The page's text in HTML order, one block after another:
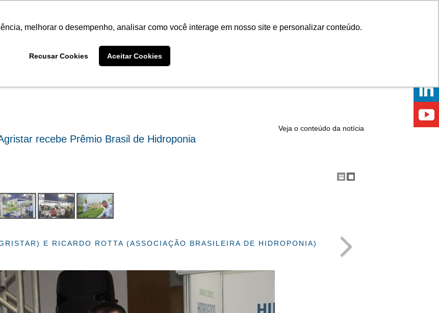
melhorar o desempenho, analisar como você interage em nosso site e personalizar conteúdo.
Recusar Cookies Aceitar Cookies
Fotos
recebe Prêmio Brasil de Hidroponia
Veja o conteúdo da notícia
E RICARDO ROTTA (ASSOCIAÇÃO BRASILEIRA DE HIDROPONIA)